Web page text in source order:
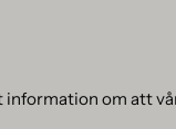
information om att